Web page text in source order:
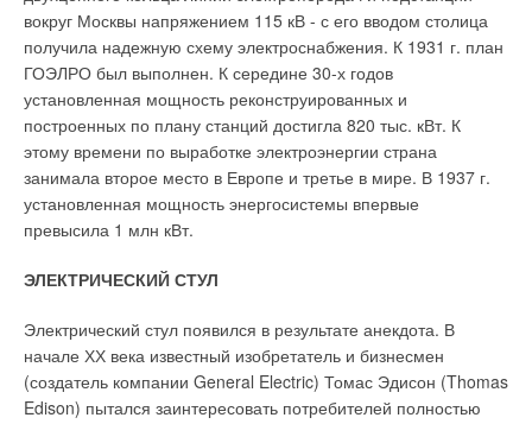
вокруг Москвы напряжением 115 кВ - с его вводом столица
получила надежную схему электроснабжения. К 1931 г. план
ГОЭЛРО был выполнен. К середине 30-х годов
установленная мощность реконструированных и
построенных по плану станций достигла 820 тыс. кВт. К
этому времени по выработке электроэнергии страна
занимала второе место в Европе и третье в мире. В 1937 г.
установленная мощность энергосистемы впервые
превысила 1 млн кВт.
ЭЛЕКТРИЧЕСКИЙ СТУЛ
Электрический стул появился в результате анекдота. В
начале ХХ века известный изобретатель и бизнесмен
(создатель компании General Electric) Томас Эдисон (Thomas
Edison) пытался заинтересовать потребителей полностью
staphylococcus, streptococcus) угнетается в 20 раз
интенсивнее при относительной влажности воздуха от 45 до
55%, чем при влажности воздуха выше 70% и ниже 20%.
Основные физиологические признаки пониженной
влажности воздуха:
Сухость во рту, постоянное чувство жажды.
Першение в гортани.
Натирание слизистых оболочек глаз контактными
линзами.
Поскольку линзы обладают достаточной гигроскопичностью,
они поглощают и выделяют влагу с поверхности глаз. Если
воздух очень сухой, то линзы быстро высыхают и
соответствие диапазона регулировок головки емкости и
газовой линейки горелки, а также рациональный выбор
объема емкостей. Отдельным вопросом стал подбор
специалистов по наладке работы испарителей. К
сожалению, как проектировщиков, так и наладчиков
подобного оборудования ввиду малочисленности подобных
объектов приходится долго искать. В итоге пришлось создать
группу специалистов, способных решать задачи на всех
стадиях проекта - от проектирования до эксплуатации
квалифицированное проведение монтажных и
техническое обслуживание оборудования в процессе
эксплуатации объекта.
Успешная эксплуатация в течение всего отопительного